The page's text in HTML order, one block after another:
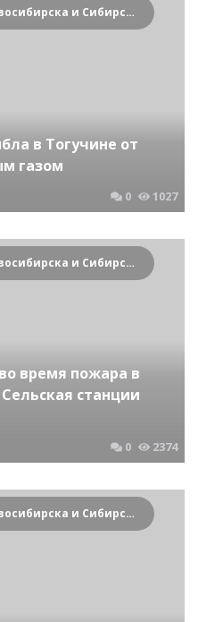
Криминальные новости Новосибирска и Сибирского региона
в Тогучине от
газом
0 1027
Криминальные новости Новосибирска и Сибирского региона
время пожара в
станции
0 2374
Криминальные новости Новосибирска и Сибирского региона